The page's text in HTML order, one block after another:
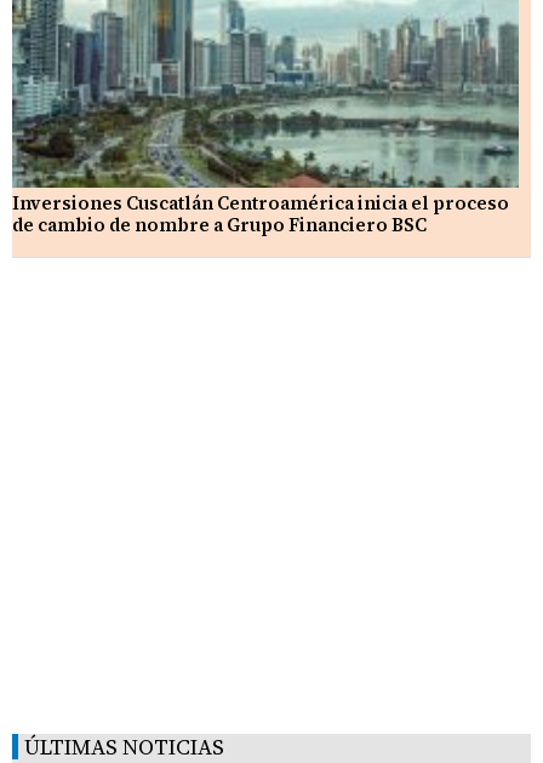
Inversiones Cuscatlán Centroamérica inicia el proceso
de cambio de nombre a Grupo Financiero BSC
ÚLTIMAS NOTICIAS